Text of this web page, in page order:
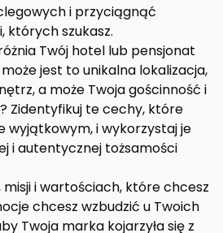
i przyciągnąć
których szukasz.
Twój hotel lub pensjonat
jest to unikalna lokalizacja,
a może Twoja gościnność i
Zidentyfikuj te cechy, które
wyjątkowym, i wykorzystaj je
i autentycznej tożsamości
misji i wartościach, które chcesz
chcesz wzbudzić u Twoich
Twoja marka kojarzyła się z